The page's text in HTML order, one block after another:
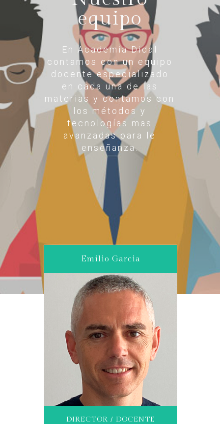
equipo
En Academia Didal
contamos con un equipo
docente especializado
en cada una de las
materias y contamos con
los métodos y
tecnologías mas
avanzadas para le
enseñanza.
Emilio Garcia
DIRECTOR / DOCENTE